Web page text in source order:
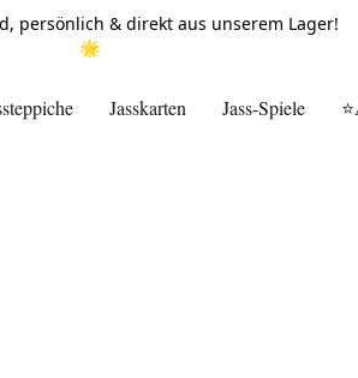
persönlich & direkt aus unserem Lager!
🌟
Jasskarten Jass-Spiele